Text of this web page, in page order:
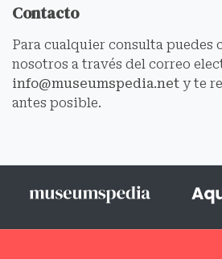
Contacto
Para cualquier consulta puedes
nosotros a través del correo
info@museumspedia.net y te
antes posible.